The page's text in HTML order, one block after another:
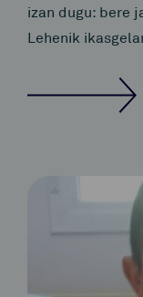
izan dugu: bere
Lehenik